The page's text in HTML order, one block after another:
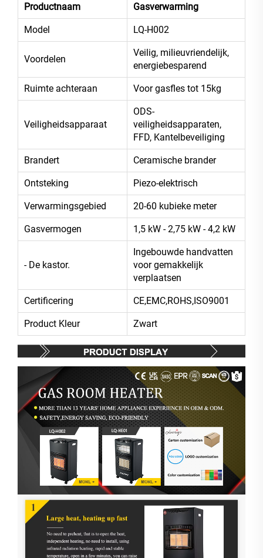
Productnaam Gasverwarming
Model LQ-H002
Voordelen
Veilig, milieuvriendelijk,
energiebesparend
Ruimte achteraan Voor gasfles tot 15kg
Veiligheidsapparaat
ODS-
veiligheidsapparaten,
FFD, Kantelbeveiliging
Brandert Ceramische brander
Ontsteking Piezo-elektrisch
Verwarmingsgebied 20-60 kubieke meter
Gasvermogen 1,5 kW - 2,75 kW - 4,2 kW
- De kastor.
Ingebouwde handvatten
voor gemakkelijk
verplaatsen
Certificering CE,EMC,ROHS,ISO9001
Product Kleur Zwart